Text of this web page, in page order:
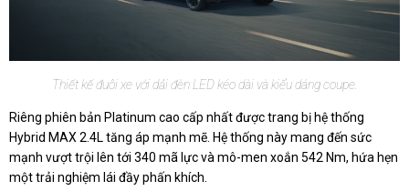
Thiết kế đuôi xe với dải đèn LED kéo dài và kiểu dáng coupe.
Riêng phiên bản Platinum cao cấp nhất được trang bị hệ thống
Hybrid MAX 2.4L tăng áp mạnh mẽ. Hệ thống này mang đến sức
mạnh vượt trội lên tới 340 mã lực và mô-men xoắn 542 Nm, hứa hẹn
một trải nghiệm lái đầy phấn khích.